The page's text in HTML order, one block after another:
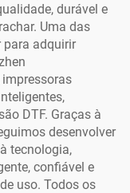
durável e
Uma das
para adquirir
DTF. Graças à
desenvolver
tecnologia,
confiável e
uso. Todos os